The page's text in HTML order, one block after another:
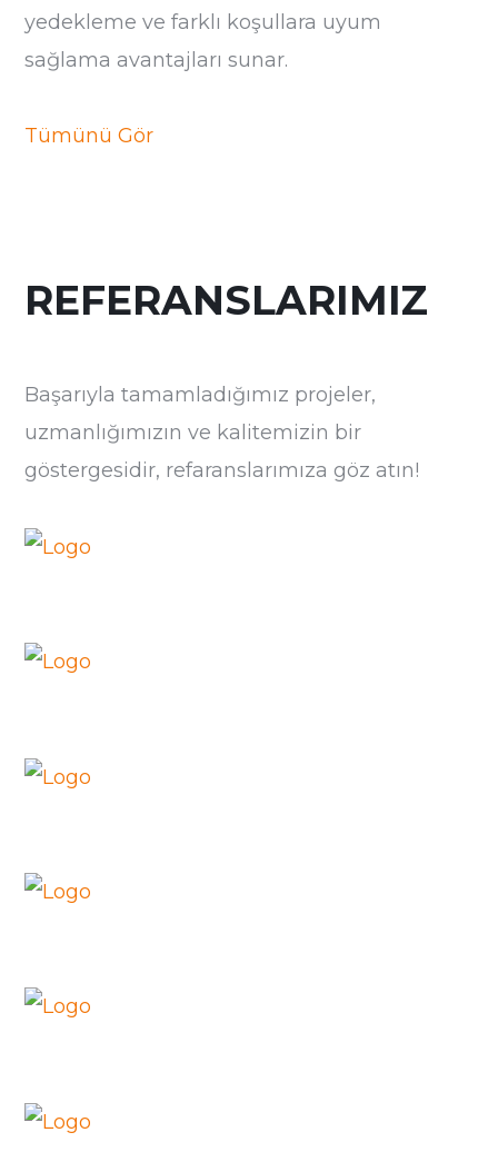
yedekleme ve farklı koşullara uyum
sağlama avantajları sunar.
Tümünü Gör
REFERANSLARIMIZ
Başarıyla tamamladığımız projeler,
uzmanlığımızın ve kalitemizin bir
göstergesidir, refaranslarımıza göz atın!